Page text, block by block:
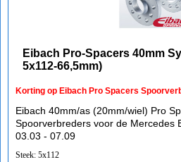
Eibach Pro-Spacers 40mm
5x112-66,5mm)
Korting op Eibach Pro Spacers
Eibach 40mm/as (20mm/wiel) Pro
Spoorverbreders voor de Mercedes
03.03 - 07.09
Steek: 5x112